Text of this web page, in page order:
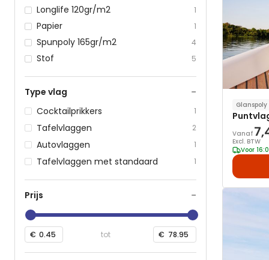
Vanaf
Excl. BTW
Voor
Longlife 120gr/m2 1
Papier 1
Spunpoly 165gr/m2 4
Stof 5
Type vlag −
Cocktailprikkers 1
Tafelvlaggen 2
Autovlaggen 1
Tafelvlaggen met standaard 1
Prijs −
€